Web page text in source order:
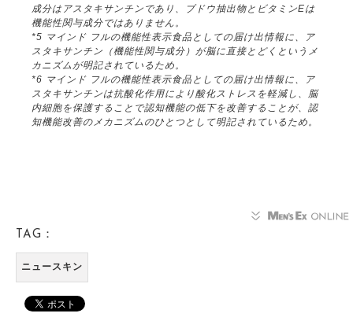
成分はアスタキサンチンであり、ブドウ抽出物とビタミンEは
機能性関与成分ではありません。
*5 マインド フルの機能性表示食品としての届け出情報に、ア
スタキサンチン（機能性関与成分）が脳に直接とどくというメ
カニズムが明記されているため。
*6 マインド フルの機能性表示食品としての届け出情報に、ア
スタキサンチンは抗酸化作用により酸化ストレスを軽減し、脳
内細胞を保護することで認知機能の低下を改善することが、認
知機能改善のメカニズムのひとつとして明記されているため。
TAG：
ニュースキン